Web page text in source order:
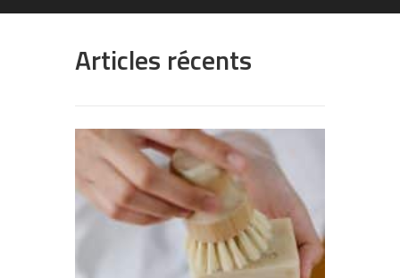
Articles récents